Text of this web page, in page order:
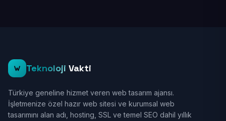
Teknoloji Vakti
Türkiye geneline hizmet veren web tasarım ajansı.
İşletmenize özel hazır web sitesi ve kurumsal web
tasarımını alan adı, hosting, SSL ve temel SEO dahil yıllık